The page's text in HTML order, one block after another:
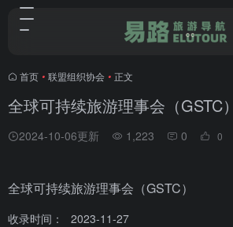
首页 • 联盟组织协会 • 正文
全球可持续旅游理事会（GSTC）
2024-10-06更新 1,223 0 0
全球可持续旅游理事会（GSTC）
收录时间： 2023-11-27